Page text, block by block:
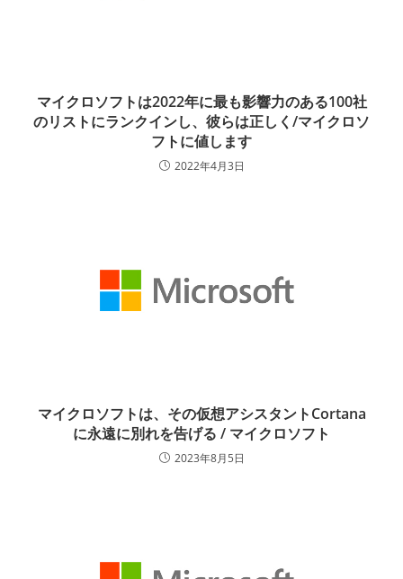
マイクロソフトは2022年に最も影響力のある100社
のリストにランクインし、彼らは正しく/マイクロソ
フトに値します
2022年4月3日
マイクロソフトは、その仮想アシスタントCortana
に永遠に別れを告げる / マイクロソフト
2023年8月5日